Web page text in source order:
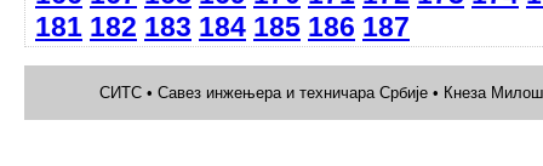
181 182 183 184 185 186 187
СИТС • Савез инжењера и техничара Србије • Кнеза